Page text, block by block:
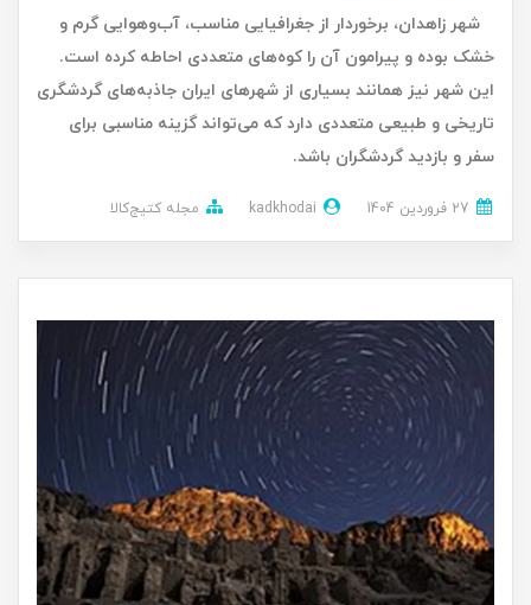
شهر زاهدان، برخوردار از جغرافیایی مناسب، آب‌وهوایی گرم و
خشک بوده و پیرامون آن را کوه‌های متعددی احاطه کرده است.
این شهر نیز همانند بسیاری از شهرهای ایران جاذبه‌های گردشگری
تاریخی و طبیعی متعددی دارد که می‌تواند گزینه‌ مناسبی برای
سفر و بازدید گردشگران باشد.
kadkhodai مجله کتیج‌کالا